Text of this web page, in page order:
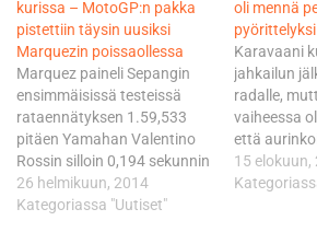
kurissa – MotoGP:n pakka
pistettiin täysin uusiksi
Marquezin poissaollessa
Marquez paineli Sepangin
ensimmäisissä testeissä
rataennätyksen 1.59,533
pitäen Yamahan Valentino
Rossin silloin 0,194 sekunnin
turvin takanaan. Ainakaan
vielä keskiviikkona
26 helmikuun, 2014
Kategoriassa "Uutiset"
oli mennä
pyörittelyksi
Karavaani
jahkailun
radalle,
vaiheessa
että
session
voimaan.
15 elokuun,